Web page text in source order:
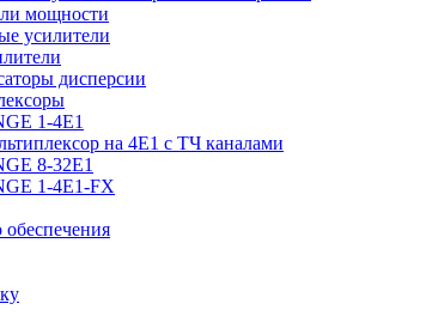
мощности
усилители
дисперсии
1-4E1
на 4Е1 с ТЧ каналами
8-32E1
1-4E1-FX
обеспечения